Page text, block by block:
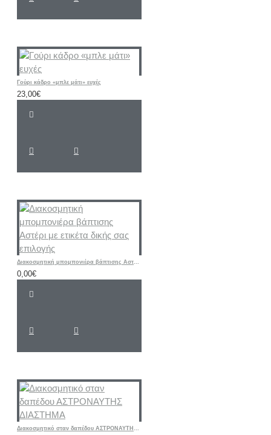
Γούρι κάδρο «μπλε μάτι» ευχές
23,00€
Διακοσμητική μπομπονιέρα βάπτισης Αστέρι με ετικέτα δικής σας επιλογής
0,00€
Διακοσμητικό σταν δαπέδου ΑΣΤΡΟΝΑΥΤΗΣ ΔΙΑΣΤΗΜΑ